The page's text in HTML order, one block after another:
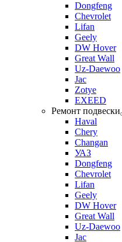
Dongfeng
Chevrolet
Lifan
Geely
DW Hover
Great Wall
Uz-Daewoo
Jac
Zotye
EXEED
Ремонт подвески
Haval
Chery
Changan
УАЗ
Dongfeng
Chevrolet
Lifan
Geely
DW Hover
Great Wall
Uz-Daewoo
Jac